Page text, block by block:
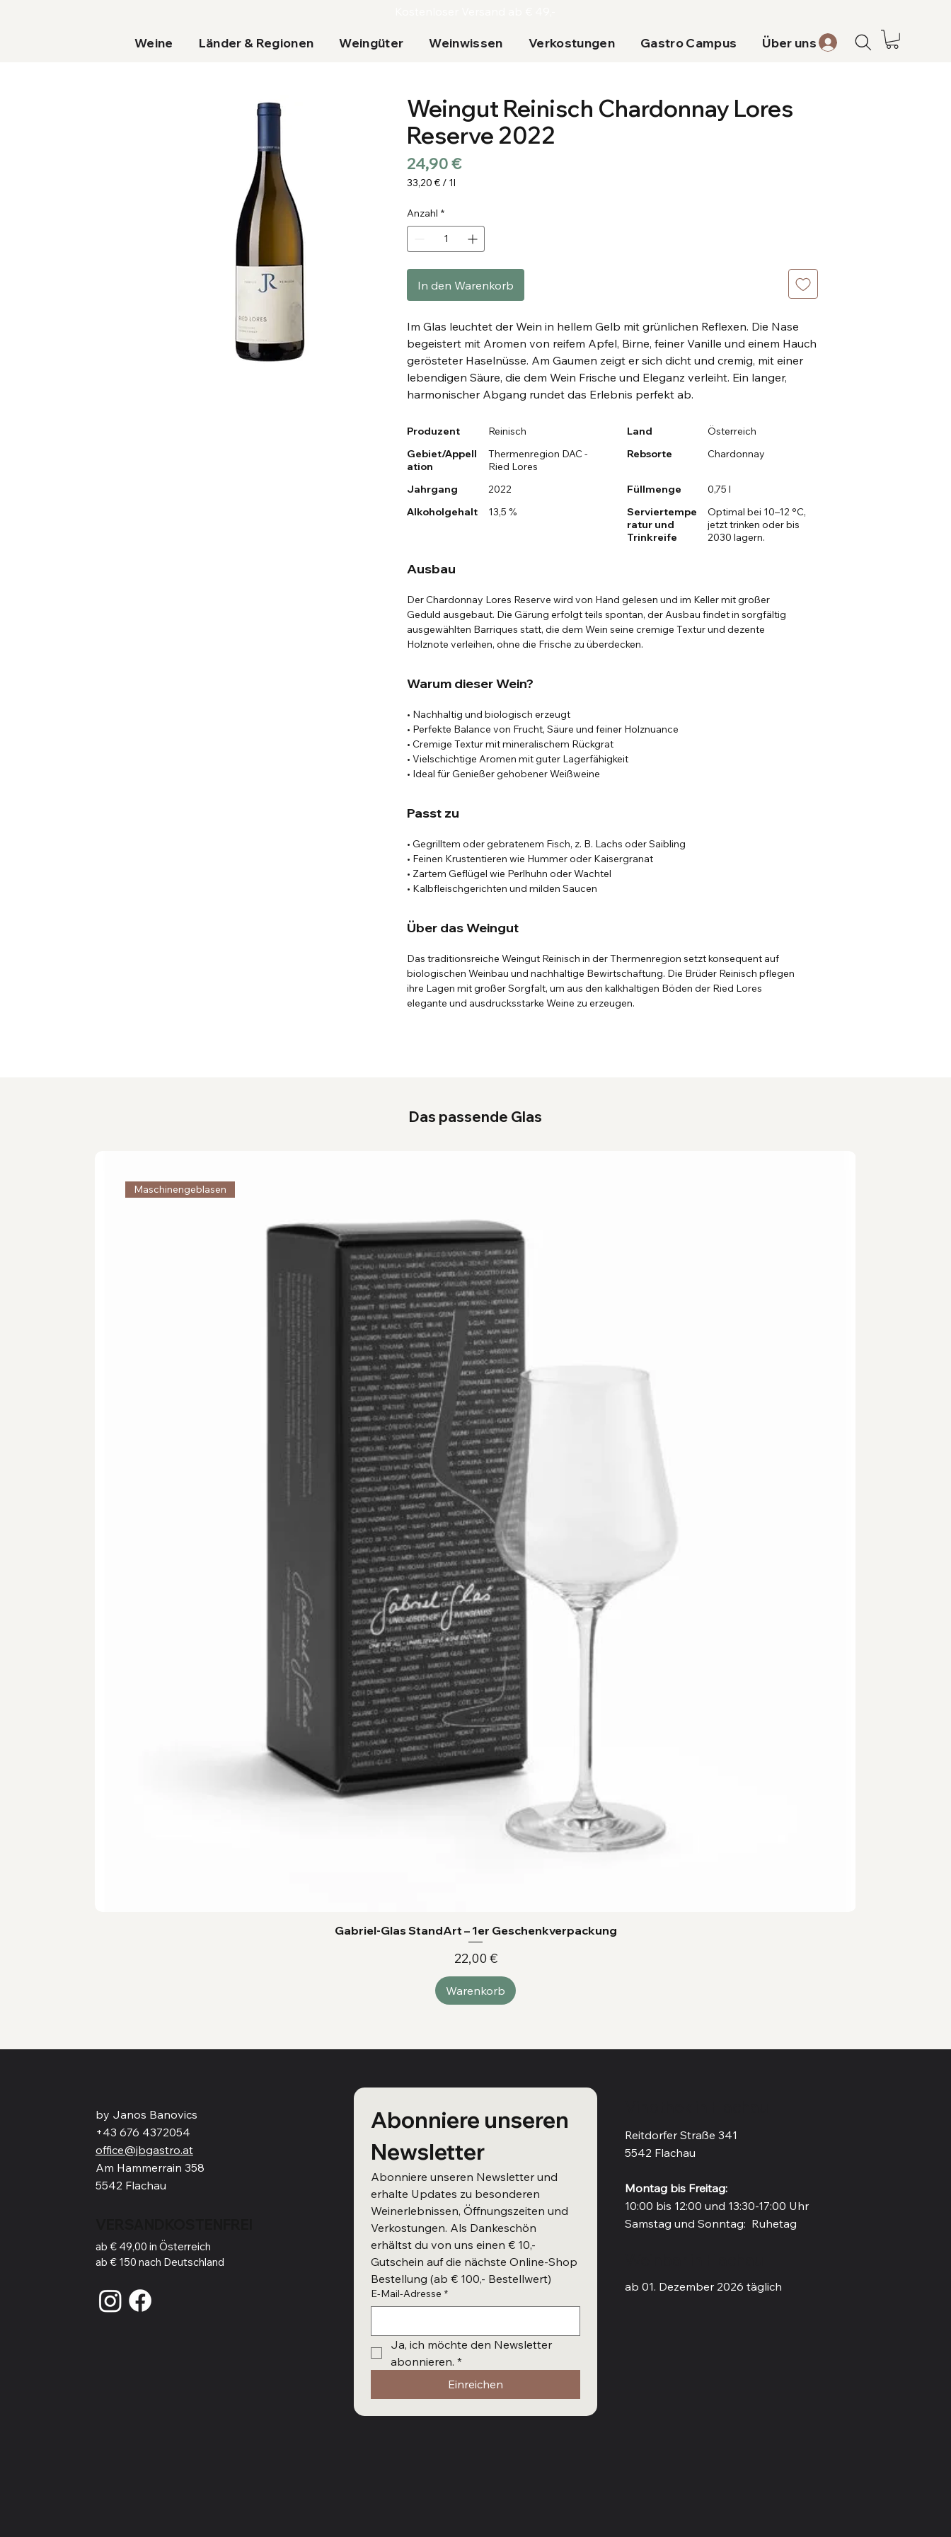
Weine Länder & Regionen Weingüter Weinwissen Verkostungen Gastro Campus Über uns
Das passende Glas
Maschinengeblasen
Gabriel-Glas StandArt – 1er Geschenkverpackung
Preis
22,00 €
Warenkorb
Weingut Reinisch Chardonnay Lores
Reserve 2022
24,90 €Preis
33,20 € / 1l
pro
1
Anzahl *
In den Warenkorb
Im Glas leuchtet der Wein in hellem Gelb mit grünlichen Reflexen. Die Nase
begeistert mit Aromen von reifem Apfel, Birne, feiner Vanille und einem Hauch
gerösteter Haselnüsse. Am Gaumen zeigt er sich dicht und cremig, mit einer
lebendigen Säure, die dem Wein Frische und Eleganz verleiht. Ein langer,
harmonischer Abgang rundet das Erlebnis perfekt ab.
Produzent Reinisch Land
Österreich
Gebiet/Appell
ation
Thermenregion DAC -
Ried Lores
Rebsorte Chardonnay
Jahrgang 2022 Füllmenge
0,75 l
Alkoholgehalt
13,5 %
Serviertempe
ratur und
Trinkreife
Optimal bei 10–12 °C,
jetzt trinken oder bis
2030 lagern.
Ausbau
Der Chardonnay Lores Reserve wird von Hand gelesen und im Keller mit großer
Geduld ausgebaut. Die Gärung erfolgt teils spontan, der Ausbau findet in sorgfältig
ausgewählten Barriques statt, die dem Wein seine cremige Textur und dezente
Holznote verleihen, ohne die Frische zu überdecken.
Warum dieser Wein?
• Nachhaltig und biologisch erzeugt
• Perfekte Balance von Frucht, Säure und feiner Holznuance
• Cremige Textur mit mineralischem Rückgrat
• Vielschichtige Aromen mit guter Lagerfähigkeit
• Ideal für Genießer gehobener Weißweine
Passt zu
• Gegrilltem oder gebratenem Fisch, z. B. Lachs oder Saibling
• Feinen Krustentieren wie Hummer oder Kaisergranat
• Zartem Geflügel wie Perlhuhn oder Wachtel
• Kalbfleischgerichten und milden Saucen
Über das Weingut
Das traditionsreiche Weingut Reinisch in der Thermenregion setzt konsequent auf
biologischen Weinbau und nachhaltige Bewirtschaftung. Die Brüder Reinisch pflegen
ihre Lagen mit großer Sorgfalt, um aus den kalkhaltigen Böden der Ried Lores
elegante und ausdrucksstarke Weine zu erzeugen.
Reitdorfer Straße 341
5542 Flachau
Montag bis Freitag:
10:00 bis 12:00 und 13:30-17:00 Uhr
Samstag und Sonntag: Ruhetag
ab 01. Dezember 2026 täglich
by Janos Banovics
+43 676 4372054
office@jbgastro.at
Am Hammerrain 358
5542 Flachau
ab € 49,00 in Österreich
ab € 150 nach Deutschland
Abonniere unseren
Newsletter
Abonniere unseren Newsletter und
erhalte Updates zu besonderen
Weinerlebnissen, Öffnungszeiten und
Verkostungen. Als Dankeschön
erhältst du von uns einen € 10,-
Gutschein auf die nächste Online-Shop
Bestellung (ab € 100,- Bestellwert)
E-Mail-Adresse *
Ja, ich möchte den Newsletter
abonnieren. *
Einreichen